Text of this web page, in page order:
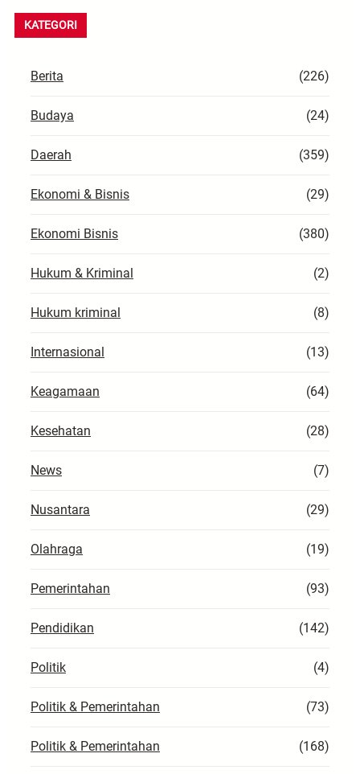
r
c
KATEGORI
Berita (226)
Budaya (24)
Daerah (359)
Ekonomi & Bisnis (29)
Ekonomi Bisnis (380)
Hukum & Kriminal (2)
Hukum kriminal (8)
Internasional (13)
Keagamaan (64)
Kesehatan (28)
News (7)
Nusantara (29)
Olahraga (19)
Pemerintahan (93)
Pendidikan (142)
Politik (4)
Politik & Pemerintahan (73)
Politik & Pemerintahan (168)